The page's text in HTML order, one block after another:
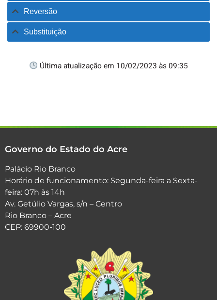
Reversão
Substituição
Última atualização em 10/02/2023 às 09:35
Governo do Estado do Acre
Palácio Rio Branco
Horário de funcionamento: Segunda-feira a Sexta-
feira: 07h às 14h
Av. Getúlio Vargas, s/n – Centro
Rio Branco – Acre
CEP: 69900-100